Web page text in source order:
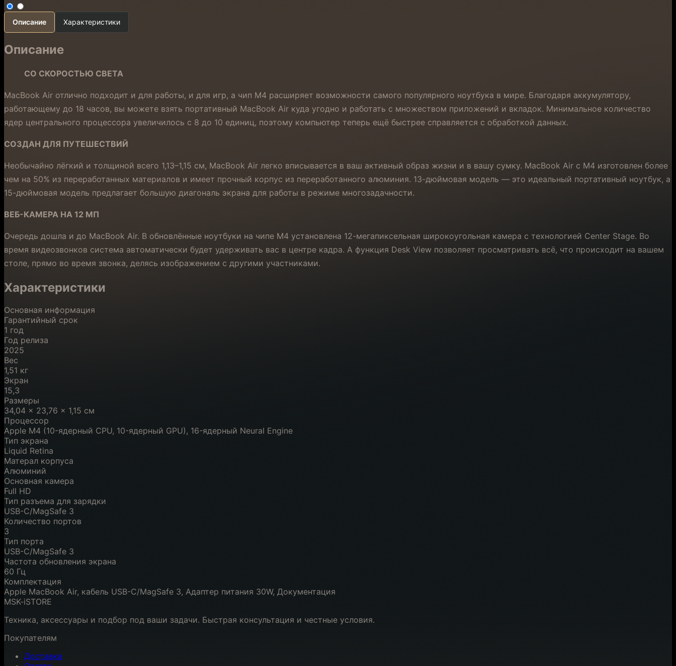
Описание Характеристики
Описание
СО СКОРОСТЬЮ СВЕТА
MacBook Air отлично подходит и для работы, и для игр, а чип M4 расширяет возможности самого популярного ноутбука в мире. Благодаря аккумулятору,
работающему до 18 часов, вы можете взять портативный MacBook Air куда угодно и работать с множеством приложений и вкладок. Минимальное количество
ядер центрального процессора увеличилось с 8 до 10 единиц, поэтому компьютер теперь ещё быстрее справляется с обработкой данных.
СОЗДАН ДЛЯ ПУТЕШЕСТВИЙ
Необычайно лёгкий и толщиной всего 1,13–1,15 см, MacBook Air легко вписывается в ваш активный образ жизни и в вашу сумку. MacBook Air с M4 изготовлен более
чем на 50% из переработанных материалов и имеет прочный корпус из переработанного алюминия. 13-дюймовая модель — это идеальный портативный ноутбук, а
15-дюймовая модель предлагает большую диагональ экрана для работы в режиме многозадачности.
ВЕБ-КАМЕРА НА 12 МП
Очередь дошла и до MacBook Air. В обновлённые ноутбуки на чипе M4 установлена 12-мегапиксельная широкоугольная камера с технологией Center Stage. Во
время видеозвонков система автоматически будет удерживать вас в центре кадра. А функция Desk View позволяет просматривать всё, что происходит на вашем
столе, прямо во время звонка, делясь изображением с другими участниками.
Характеристики
Основная информация
Гарантийный срок
1 год
Год релиза
2025
Вес
1,51 кг
Экран
15,3
Размеры
34,04 x 23,76 x 1,15 см
Процессор
Apple M4 (10-ядерный CPU, 10-ядерный GPU), 16-ядерный Neural Engine
Тип экрана
Liquid Retina
Матерал корпуса
Алюминий
Основная камера
Full HD
Тип разъема для зарядки
USB-C/MagSafe 3
Количество портов
3
Тип порта
USB-C/MagSafe 3
Частота обновления экрана
60 Гц
Комплектация
Apple MacBook Air, кабель USB-C/MagSafe 3, Адаптер питания 30W, Документация
MSK-iSTORE
Техника, аксессуары и подбор под ваши задачи. Быстрая консультация и честные условия.
Покупателям
Доставка